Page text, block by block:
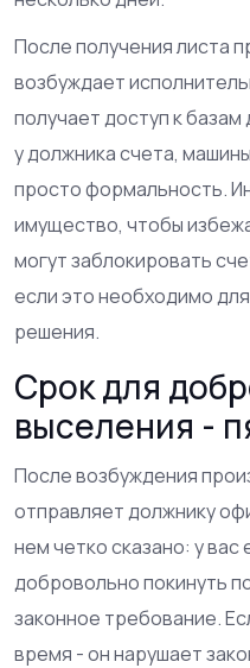
После получения листа
возбуждает
получает доступ к
у должника счета,
просто формальность.
имущество, чтобы
могут заблокировать
если это необходимо
решения.
Срок для
выселения -
После возбуждения
отправляет должнику
нем четко сказано: у вас
добровольно покинуть
законное требование.
время - он нарушает